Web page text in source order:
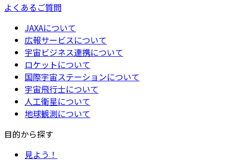
よくあるご質問
JAXAについて
広報サービスについて
宇宙ビジネス連携について
ロケットについて
国際宇宙ステーションについて
宇宙飛行士について
人工衛星について
地球観測について
目的から探す
見よう！